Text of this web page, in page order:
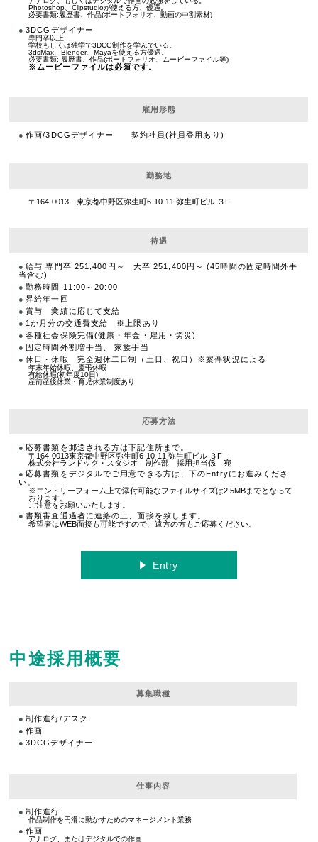
Photoshop、Clipstudioが使える方、優遇。
必要書類:履歴書、作品(ポートフォリオ、動画の中割素材)
3DCGデザイナー
専門卒以上
学校もしくは独学で3DCG制作を学んでいる。
3dsMax、Blender、Mayaを使える方優遇。
必要書類: 履歴書、作品(ポートフォリオ、ムービーファイル等)
※ムービーファイルは必須です。
雇用形態
作画/3DCGデザイナー 契約社員(社員登用あり)
勤務地
〒164-0013 東京都中野区弥生町6-10-11 弥生町ビル ３F
待遇
給与 専門卒 251,400円～ 大卒 251,400円～ (45時間の固定時間外手
当含む)
勤務時間 11:00～20:00
昇給年一回
賞与 業績に応じて支給
1か月分の交通費支給 ※上限あり
各種社会保険完備(健康・年金・雇用・労災)
固定時間外割増手当、 家族手当
休日・休暇 完全週休二日制（土日、祝日）※案件状況による
年末年始休暇、慶弔休暇
有給休暇(初年度10日)
産前産後休業・育児休業制度あり
応募方法
応募書類を郵送される方は下記住所まで。
〒164-0013東京都中野区弥生町6-10-11 弥生町ビル ３F
株式会社ランドック・スタジオ 制作部 採用担当係 宛
応募書類をデジタルでご用意できる方は、下のEntryにお進みくださ
い。
※エントリーフォーム上で添付可能なファイルサイズは2.5MBまでとなって
おります。
ご注意をお願いいたします。
書類審査通過者に連絡の上、面接を致します。
希望者はWEB面接も可能ですので、遠方の方もご応募ください。
Entry
中途採用概要
募集職種
制作進行/デスク
作画
3DCGデザイナー
仕事内容
制作進行
作品制作を円滑に動かすためのマネージメント業務
作画
アナログ、またはデジタルでの作画